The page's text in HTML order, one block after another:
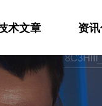
术文章 资